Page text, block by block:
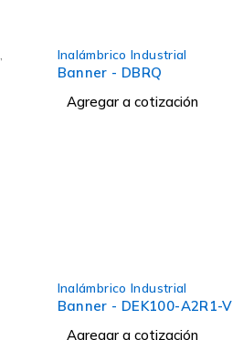
Inalámbrico Industrial
Banner - DBRQ
Agregar a cotización
Inalámbrico Industrial
Banner - DEK100-A2R1-V
Agregar a cotización